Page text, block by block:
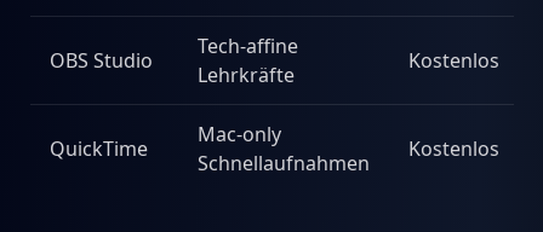
OBS Studio
Tech-affine
Lehrkräfte
Kostenlos
QuickTime
Mac-only
Schnellaufnahmen
Kostenlos